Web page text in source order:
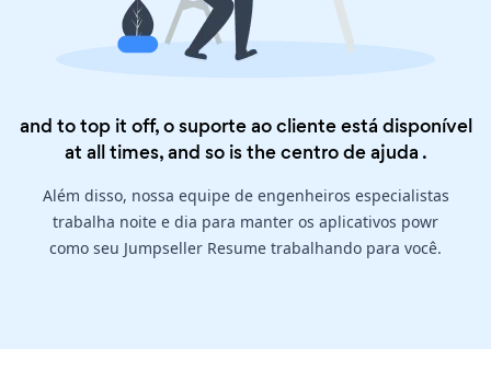
and to top it off, o suporte ao cliente está disponível
at all times, and so is thecentro de ajuda .
Além disso, nossa equipe de engenheiros especialistas
trabalha noite e dia para manter os aplicativos powr
como seu Jumpseller Resume trabalhando para você.